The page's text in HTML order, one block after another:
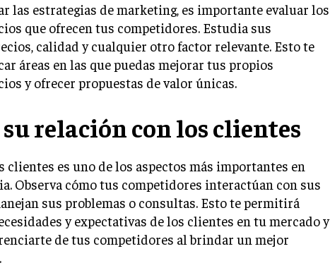
las estrategias de marketing, es importante evaluar los
que ofrecen tus competidores. Estudia sus
calidad y cualquier otro factor relevante. Esto te
áreas en las que puedas mejorar tus propios
y ofrecer propuestas de valor únicas.
relación con los clientes
clientes es uno de los aspectos más importantes en
Observa cómo tus competidores interactúan con sus
sus problemas o consultas. Esto te permitirá
y expectativas de los clientes en tu mercado y
de tus competidores al brindar un mejor